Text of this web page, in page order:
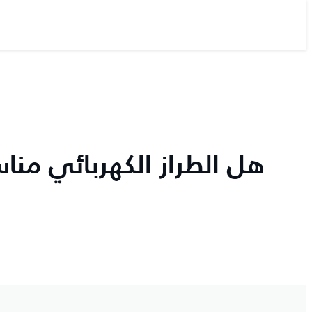
هل الطراز الكهربائي